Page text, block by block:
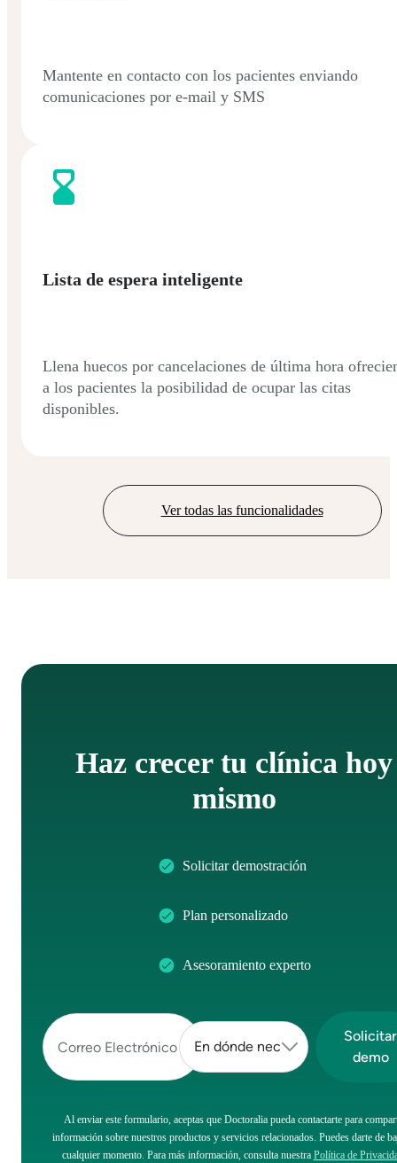
Mantente en contacto con los pacientes enviando
comunicaciones por e-mail y SMS
Lista de espera inteligente
Llena huecos por cancelaciones de última hora
a los pacientes la posibilidad de ocupar las citas
disponibles.
Ver todas las funcionalidades
Haz crecer tu clínica hoy
mismo
Solicitar demostración
Plan personalizado
Asesoramiento experto
Al enviar este formulario, aceptas que Doctoralia pueda contactarte para
información sobre nuestros productos y servicios relacionados. Puedes darte de
cualquier momento. Para más información, consulta nuestra Política de